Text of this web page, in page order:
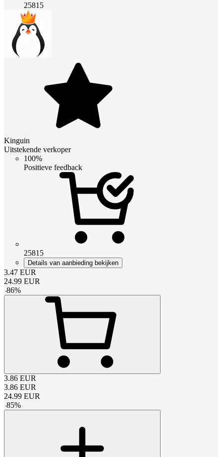
25815
Kinguin
Uitstekende verkoper
100%
Positieve feedback
25815
Details van aanbieding bekijken
3.47 EUR
24.99 EUR
-86%
3.86 EUR
3.86 EUR
24.99 EUR
-85%